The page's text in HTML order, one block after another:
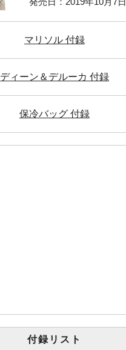
マリソル 付録
ディーン＆デルーカ 付録
保冷バッグ 付録
付録リスト